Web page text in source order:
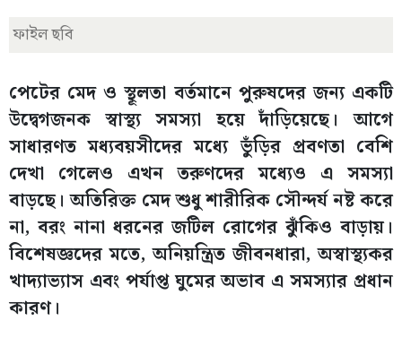
ফাইল ছবি
পেটের মেদ ও স্থূলতা বর্তমানে পুরুষদের জন্য একটি
উদ্বেগজনক স্বাস্থ্য সমস্যা হয়ে দাঁড়িয়েছে। আগে
সাধারণত মধ্যবয়সীদের মধ্যে ভুঁড়ির প্রবণতা বেশি
দেখা গেলেও এখন তরুণদের মধ্যেও এ সমস্যা
বাড়ছে। অতিরিক্ত মেদ শুধু শারীরিক সৌন্দর্য নষ্ট করে
না, বরং নানা ধরনের জটিল রোগের ঝুঁকিও বাড়ায়।
বিশেষজ্ঞদের মতে, অনিয়ন্ত্রিত জীবনধারা, অস্বাস্থ্যকর
খাদ্যাভ্যাস এবং পর্যাপ্ত ঘুমের অভাব এ সমস্যার প্রধান
কারণ।